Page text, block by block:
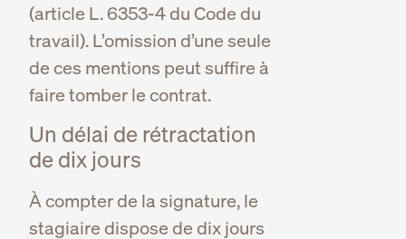
(article L. 6353-4 du Code du
travail). L’omission d’une seule
de ces mentions peut suffire à
faire tomber le contrat.
Un délai de rétractation
de dix jours
À compter de la signature, le
stagiaire dispose de dix jours